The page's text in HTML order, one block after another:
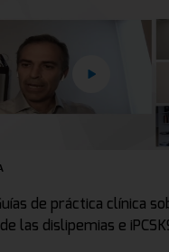
de práctica clínica
las dislipemias e